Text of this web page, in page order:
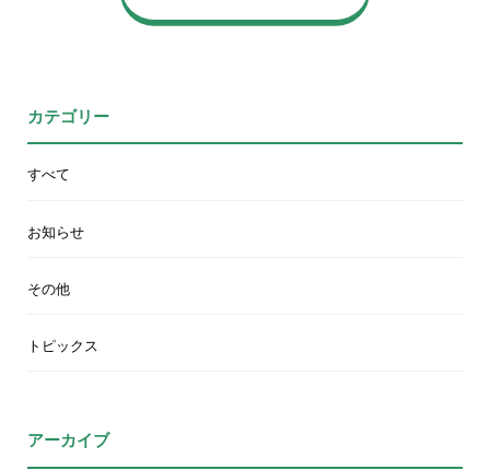
カテゴリー
すべて
お知らせ
その他
トピックス
アーカイブ